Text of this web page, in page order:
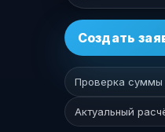
Создать
Проверка суммы
Актуальный